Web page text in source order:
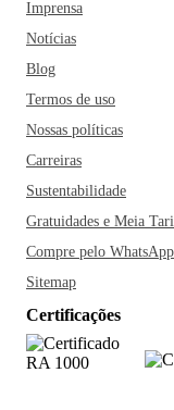
Imprensa
Notícias
Blog
Termos de uso
Nossas políticas
Carreiras
Sustentabilidade
Gratuidades e Meia
Compre pelo WhatsApp
Sitemap
Certificações